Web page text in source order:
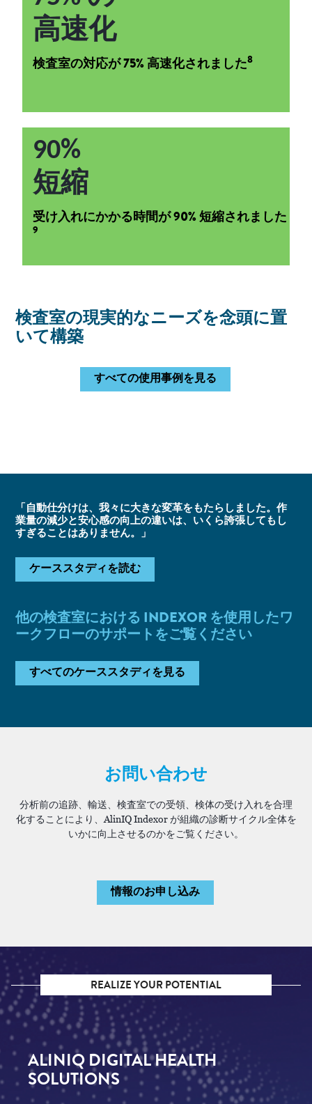
高速化
検査室の対応が 75% 高速化されました8
90%
短縮
受け入れにかかる時間が 90% 短縮されました
9
検査室の現実的なニーズを念頭に置
いて構築
すべての使用事例を見る
「自動仕分けは、我々に大きな変革をもたらしました。作
業量の減少と安心感の向上の違いは、いくら誇張してもし
すぎることはありません。」
ケーススタディを読む
他の検査室における INDEXOR を使用したワ
ークフローのサポートをご覧ください
すべてのケーススタディを見る
お問い合わせ
分析前の追跡、輸送、検査室での受領、検体の受け入れを合理
化することにより、AlinIQ Indexor が組織の診断サイクル全体を
いかに向上させるのかをご覧ください。
情報のお申し込み
REALIZE YOUR POTENTIAL
ALINIQ DIGITAL HEALTH
SOLUTIONS